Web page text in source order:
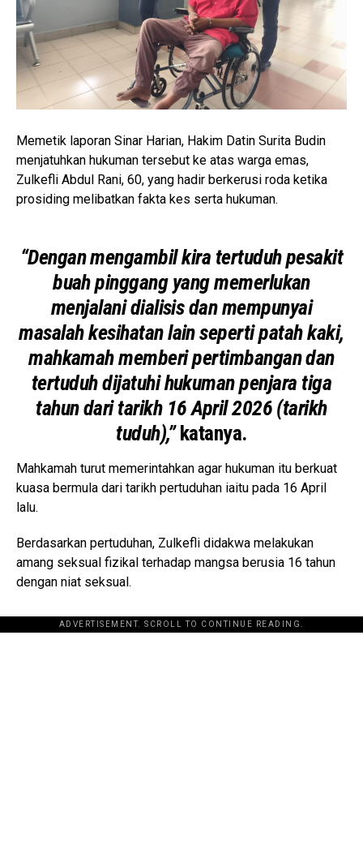
Memetik laporan Sinar Harian, Hakim Datin Surita Budin
menjatuhkan hukuman tersebut ke atas warga emas,
Zulkefli Abdul Rani, 60, yang hadir berkerusi roda ketika
prosiding melibatkan fakta kes serta hukuman.
“Dengan mengambil kira tertuduh pesakit
buah pinggang yang memerlukan
menjalani dialisis dan mempunyai
masalah kesihatan lain seperti patah kaki,
mahkamah memberi pertimbangan dan
tertuduh dijatuhi hukuman penjara tiga
tahun dari tarikh 16 April 2026 (tarikh
tuduh),”katanya.
Mahkamah turut memerintahkan agar hukuman itu berkuat
kuasa bermula dari tarikh pertuduhan iaitu pada 16 April
lalu.
Berdasarkan pertuduhan, Zulkefli didakwa melakukan
amang seksual fizikal terhadap mangsa berusia 16 tahun
dengan niat seksual.
ADVERTISEMENT. SCROLL TO CONTINUE READING.